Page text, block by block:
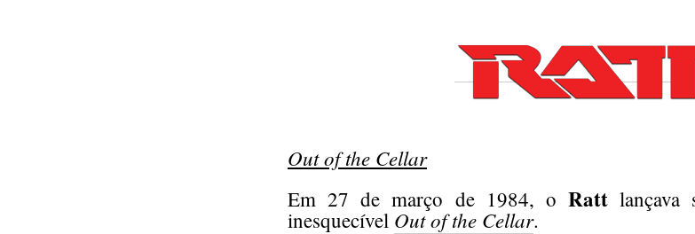
Out of the Cellar
Em 27 de março de 1984, oRatt
inesquecível Out of the Cellar.